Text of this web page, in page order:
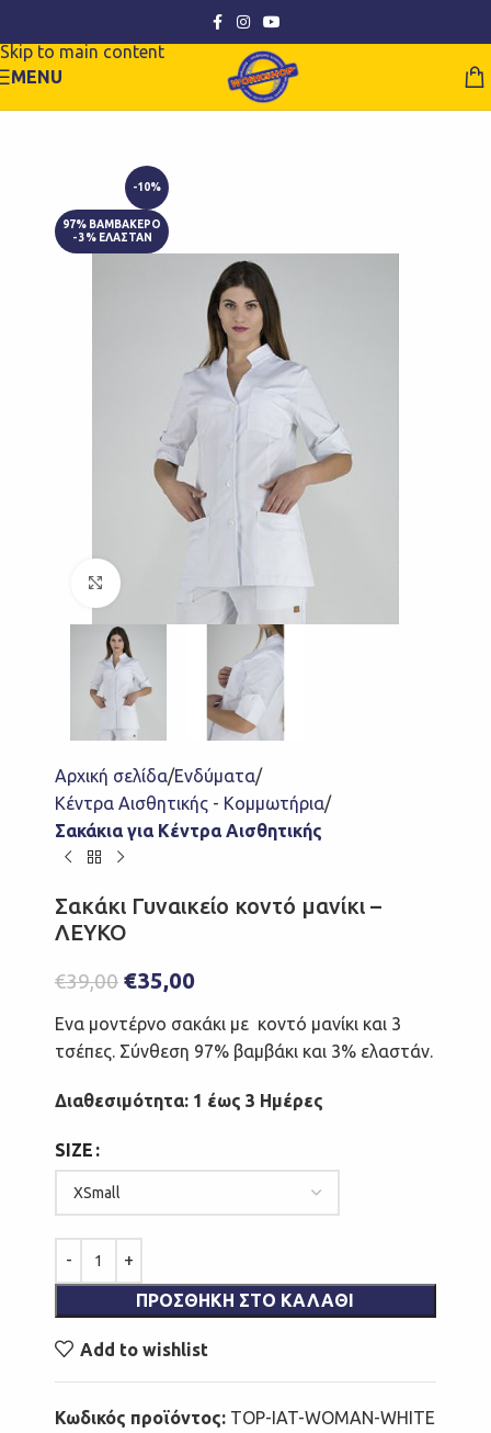
Skip to main content
MENU
-10%
97% ΒΑΜΒΑΚΕΡΟ
- 3% ΕΛΑΣΤΑΝ
Click to enlarge
Αρχική σελίδα Ενδύματα
Κέντρα Αισθητικής - Κομμωτήρια
Σακάκια για Κέντρα Αισθητικής
Σακάκι Γυναικείο κοντό μανίκι –
ΛΕΥΚΟ
€39,00 €35,00
Ενα μοντέρνο σακάκι με κοντό μανίκι και 3
τσέπες. Σύνθεση 97% βαμβάκι και 3% ελαστάν.
Διαθεσιμότητα: 1 έως 3 Ημέρες
SIZE
ΠΡΟΣΘΉΚΗ ΣΤΟ ΚΑΛΆΘΙ
Add to wishlist
Κωδικός προϊόντος: TOP-IAT-WOMAN-WHITE